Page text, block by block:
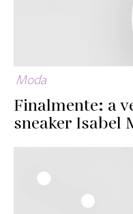
Moda
Finalmente: a
sneaker Isabel